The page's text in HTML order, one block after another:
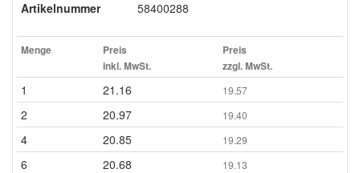
Artikelnummer 58400288
Menge
Preis
inkl. MwSt.
Preis
zzgl. MwSt.
1 21.16 19.57
2 20.97 19.40
4 20.85 19.29
6 20.68 19.13